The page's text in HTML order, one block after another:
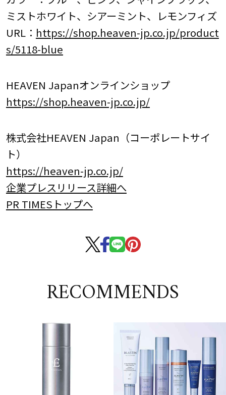
ミストホワイト、シアーミント、レモンフィズ
URL： https://shop.heaven-jp.co.jp/product
s/5118-blue
HEAVEN Japanオンラインショップ
https://shop.heaven-jp.co.jp/
株式会社HEAVEN Japan（コーポレートサイ
ト）
https://heaven-jp.co.jp/
企業プレスリリース詳細へ
PR TIMESトップへ
RECOMMENDS